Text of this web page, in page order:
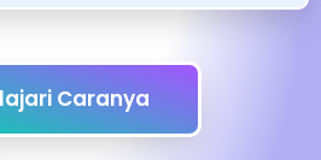
Caranya